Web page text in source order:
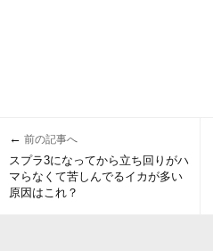
← 前の記事へ
スプラ3になってから立ち回りがハ
マらなくて苦しんでるイカが多い
原因はこれ？